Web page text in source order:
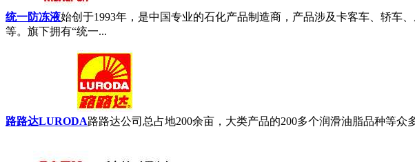
统一防冻液始创于1993年，是中国专业的石化产品制造商，产品涉及卡客车、轿车
等。旗下拥有“统一...
路路达LURODA路路达公司总占地200余亩，大类产品的200多个润滑油脂品种等众